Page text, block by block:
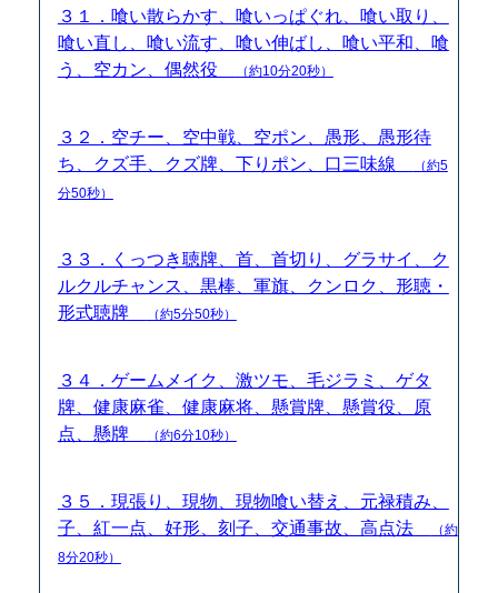
３１．喰い散らかす、喰いっぱぐれ、喰い取り、
喰い直し、喰い流す、喰い伸ばし、喰い平和、喰
う、空カン、偶然役
（約10分20秒）
３２．空チー、空中戦、空ポン、愚形、愚形待
ち、クズ手、クズ牌、下りポン、口三味線
（約5
分50秒）
３３．くっつき聴牌、首、首切り、グラサイ、ク
ルクルチャンス、黒棒、軍旗、クンロク、形聴・
形式聴牌
（約5分50秒）
３４．ゲームメイク、激ツモ、毛ジラミ、ゲタ
牌、健康麻雀、健康麻将、懸賞牌、懸賞役、原
点、懸牌
（約6分10秒）
３５．現張り、現物、現物喰い替え、元禄積み、
子、紅一点、好形、刻子、交通事故、高点法
（約
8分20秒）